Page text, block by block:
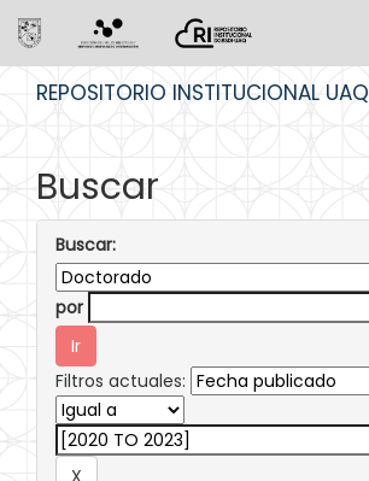
REPOSITORIO INSTITUCIONAL UAQ
Buscar
Buscar:
por
Filtros actuales: